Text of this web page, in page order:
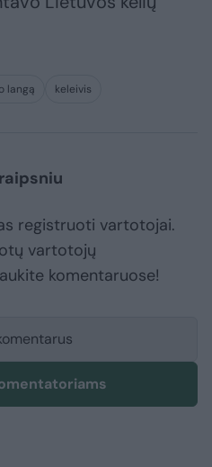
langą keleivis
registruoti vartotojai.
vartotojų
komentaruose!